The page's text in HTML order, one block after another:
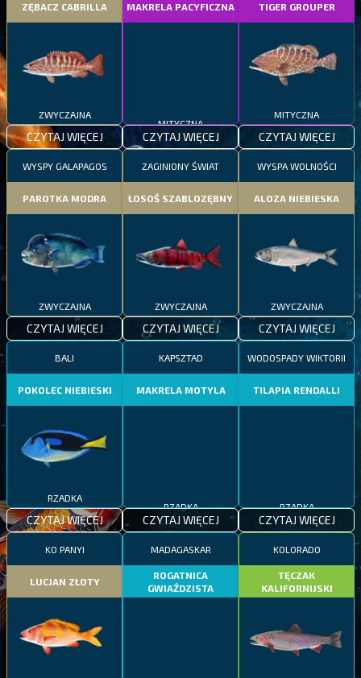
ZĘBACZ CABRILLA
ZWYCZAJNA
CZYTAJ WIĘCEJ
MAKRELA PACYFICZNA
CZYTAJ WIĘCEJ
TIGER GROUPER
MITYCZNA
CZYTAJ WIĘCEJ
WYSPY GALAPAGOS
PAROTKA MODRA
ZWYCZAJNA
CZYTAJ WIĘCEJ
ZAGINIONY ŚWIAT
ŁOSOŚ SZABLOZĘBNY
ZWYCZAJNA
CZYTAJ WIĘCEJ
WYSPA WOLNOŚCI
ALOZA NIEBIESKA
ZWYCZAJNA
CZYTAJ WIĘCEJ
BALI
POKOLEC NIEBIESKI
RZADKA
CZYTAJ WIĘCEJ
KAPSZTAD
MAKRELA MOTYLA
CZYTAJ WIĘCEJ
WODOSPADY WIKTORII
TILAPIA RENDALLI
CZYTAJ WIĘCEJ
KO PANYI
LUCJAN ZŁOTY
MADAGASKAR
ROGATNICA
GWIAŹDZISTA
KOLORADO
TĘCZAK
KALIFORNIJSKI